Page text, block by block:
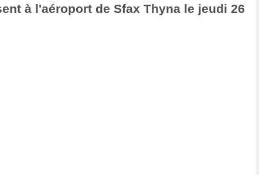
à l'aéroport de Sfax Thyna le jeudi 26